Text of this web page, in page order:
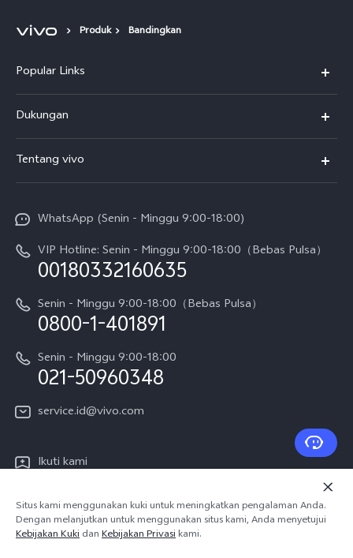
Produk Bandingkan
Popular Links
T5
T5 Pro
V70
V70 FE
Y05
X300 Pro
Gerai Terdekat
Dukungan
Service Center
Funtouch OS
Pembaruan Sistem
Harga Spare Part
Otentikasi IMEI
Kebijakan Garansi vivo
Layanan Perbaikan Antar Jemput
Unduh LUT untuk Memulihkan Log
Tentang vivo
Sejarah
Berita
Pemberitahuan Hukum
Tentang Kami
Pusat Privasi vivo
WhatsApp (Senin - Minggu 9:00-18:00)
VIP Hotline: Senin - Minggu 9:00-18:00（Bebas Pulsa）
00180332160635
Senin - Minggu 9:00-18:00（Bebas Pulsa）
0800-1-401891
Senin - Minggu 9:00-18:00
021-50960348
service.id@vivo.com
Ikuti kami
Indonesia | Pilih negara/wilayah
Situs kami menggunakan kuki untuk meningkatkan pengalaman Anda.
Dengan melanjutkan untuk menggunakan situs kami, Anda menyetujui
Kebijakan KukidanKebijakan Privasikami.